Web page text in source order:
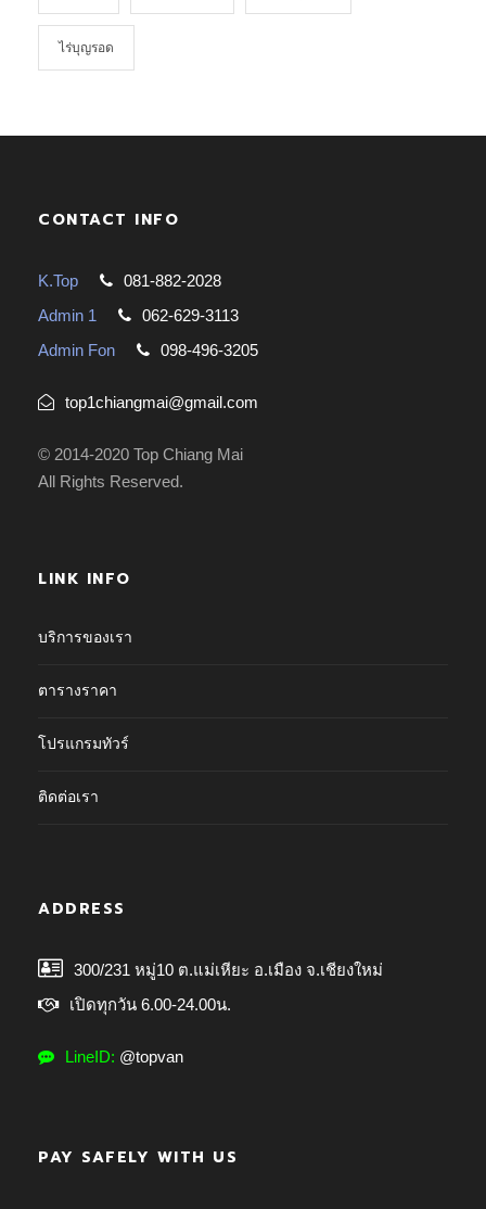
ไร่บุญรอด
CONTACT INFO
K.Top
081-882-2028
Admin 1
062-629-3113
Admin Fon
098-496-3205
top1chiangmai@gmail.com
© 2014-2020 Top Chiang Mai
All Rights Reserved.
LINK INFO
บริการของเรา
ตารางราคา
โปรแกรมทัวร์
ติดต่อเรา
ADDRESS
300/231 หมู่10 ต.แม่เหียะ อ.เมือง จ.เชียงใหม่
เปิดทุกวัน 6.00-24.00น.
LineID: @topvan
PAY SAFELY WITH US